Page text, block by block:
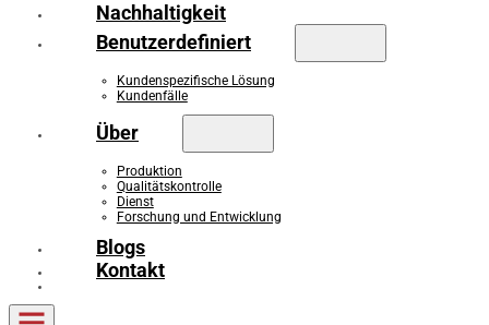
Nachhaltigkeit
Benutzerdefiniert
Kundenspezifische Lösung
Kundenfälle
Über
Produktion
Qualitätskontrolle
Dienst
Forschung und Entwicklung
Blogs
Kontakt